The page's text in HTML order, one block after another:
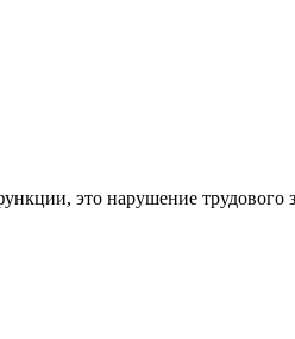
это нарушение трудового